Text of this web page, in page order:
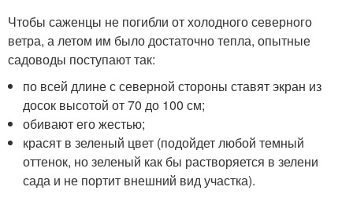
Чтобы саженцы не погибли от холодного северного
ветра, а летом им было достаточно тепла, опытные
садоводы поступают так:
по всей длине с северной стороны ставят экран из
досок высотой от 70 до 100 см;
обивают его жестью;
красят в зеленый цвет (подойдет любой темный
оттенок, но зеленый как бы растворяется в зелени
сада и не портит внешний вид участка).